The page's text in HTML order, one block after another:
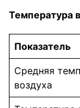
Температура
Показатель
Средняя
воздуха